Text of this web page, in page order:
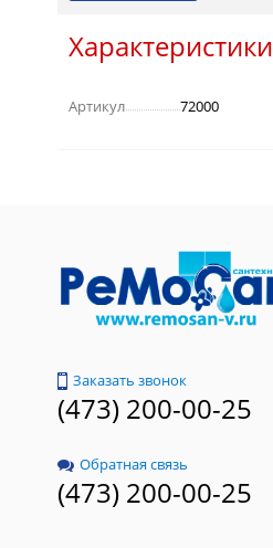
Характеристики
Артикул 72000
Заказать звонок
(473) 200-00-25
Обратная связь
(473) 200-00-25